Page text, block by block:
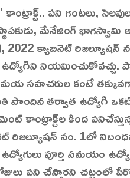
పని గంటలు,
మేనేజింగ్
క్యాబినెట్ రిజల్యూషన్
నియమించుకోవచ్చు.
సమయ సహచరుల కంటే
పొందిన తర్వాత ఉద్యోగి ఒకటి
కింద
రిజల్యూషన్ నం. 1లో
పూర్తి సమయం
పని చేస్తారని చట్టంలో